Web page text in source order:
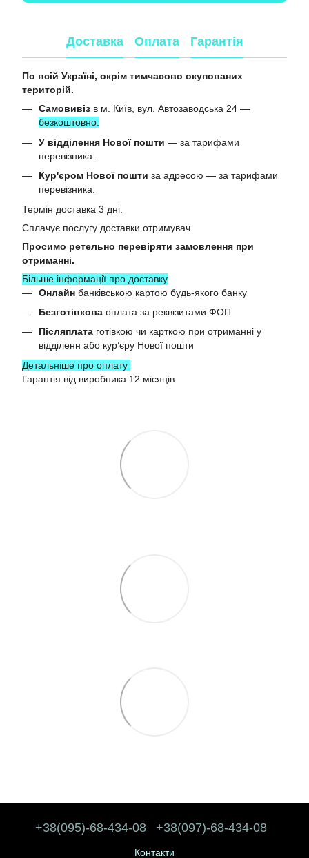
Доставка Оплата Гарантія
По всій Україні, окрім тимчасово окупованих
територій.
Самовивіз в м. Київ, вул. Автозаводська 24 —
безкоштовно.
У відділення Нової пошти — за тарифами
перевізника.
Кур'єром Нової пошти за адресою — за тарифами
перевізника.
Термін доставка 3 дні.
Сплачує послугу доставки отримувач.
Просимо ретельно перевіряти замовлення при
отриманні.
Більше інформації про доставку
Онлайн банківською картою будь-якого банку
Безготівкова оплата за реквізитами ФОП
Післяплата готівкою чи карткою при отриманні у
відділенн або курʼєру Нової пошти
Детальніше про оплату
Гарантія від виробника 12 місяців.
+38(095)-68-434-08 +38(097)-68-434-08
Контакти